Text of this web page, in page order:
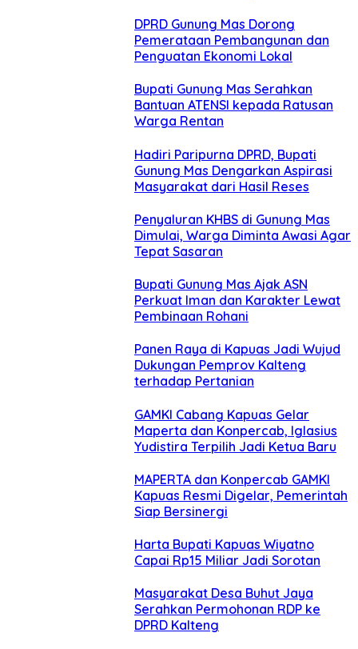
DPRD Gunung Mas Dorong
Pemerataan Pembangunan dan
Penguatan Ekonomi Lokal
Bupati Gunung Mas Serahkan
Bantuan ATENSI kepada Ratusan
Warga Rentan
Hadiri Paripurna DPRD, Bupati
Gunung Mas Dengarkan Aspirasi
Masyarakat dari Hasil Reses
Penyaluran KHBS di Gunung Mas
Dimulai, Warga Diminta Awasi Agar
Tepat Sasaran
Bupati Gunung Mas Ajak ASN
Perkuat Iman dan Karakter Lewat
Pembinaan Rohani
Panen Raya di Kapuas Jadi Wujud
Dukungan Pemprov Kalteng
terhadap Pertanian
GAMKI Cabang Kapuas Gelar
Maperta dan Konpercab, Iglasius
Yudistira Terpilih Jadi Ketua Baru
MAPERTA dan Konpercab GAMKI
Kapuas Resmi Digelar, Pemerintah
Siap Bersinergi
Harta Bupati Kapuas Wiyatno
Capai Rp15 Miliar Jadi Sorotan
Masyarakat Desa Buhut Jaya
Serahkan Permohonan RDP ke
DPRD Kalteng